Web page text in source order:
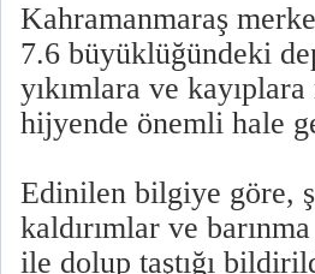
Kahramanmaraş
7.6 büyüklüğündeki
yıkımlara ve
hijyende önemli hale
Edinilen bilgiye göre,
kaldırımlar ve
ile dolup taştığı